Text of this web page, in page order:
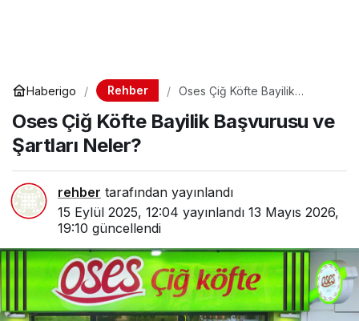
Haberigo Rehber
Oses Çiğ Köfte Bayilik
Oses Çiğ Köfte Bayilik Başvurusu ve
Şartları Neler?
rehber tarafından yayınlandı
15 Eylül 2025, 12:04 yayınlandı 13 Mayıs 2026,
19:10 güncellendi